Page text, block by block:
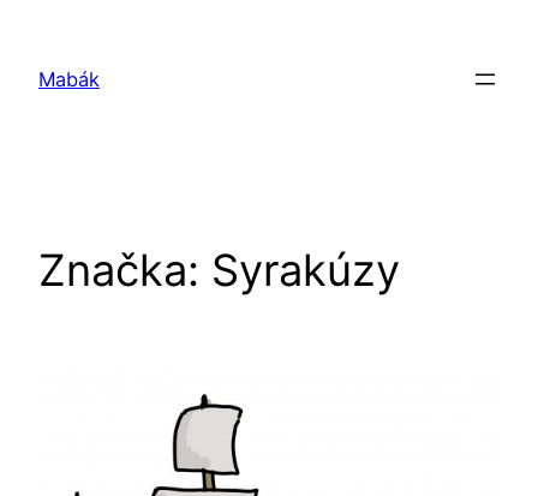
obsah
Mabák
Značka: Syrakúzy